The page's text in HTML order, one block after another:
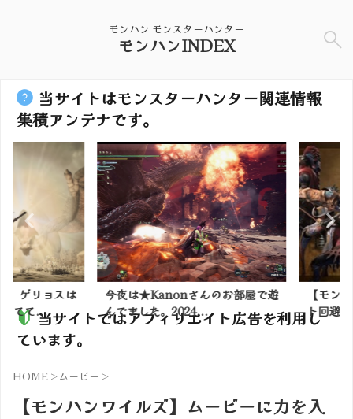
モンハン モンスターハンター
モンハンINDEX
当サイトはモンスターハンター関連情報
集積アンテナです。
リョスは
て...
今夜は★Kanonさんのお部屋で遊
んでました。2024...
【モンハ
ト回避の
当サイトではアフィリエイト広告を利用し
ています。
HOME >ムービー >
【モンハンワイルズ】ムービーに力を入